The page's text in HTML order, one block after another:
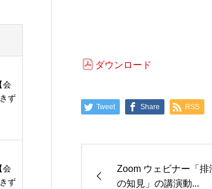
ダウンロード
Tweet Share RSS
Zoom ウェビナー「排
の知見」の講演動...
会
ず
会
ず